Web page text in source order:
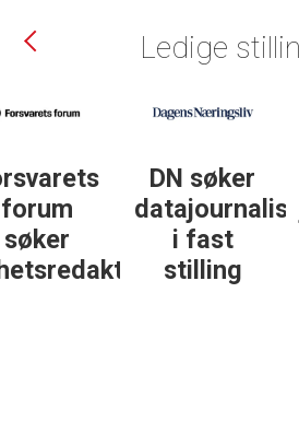
Ledige
DN søker
datajournalist
i fast
stilling
Institutt
søker
daglig